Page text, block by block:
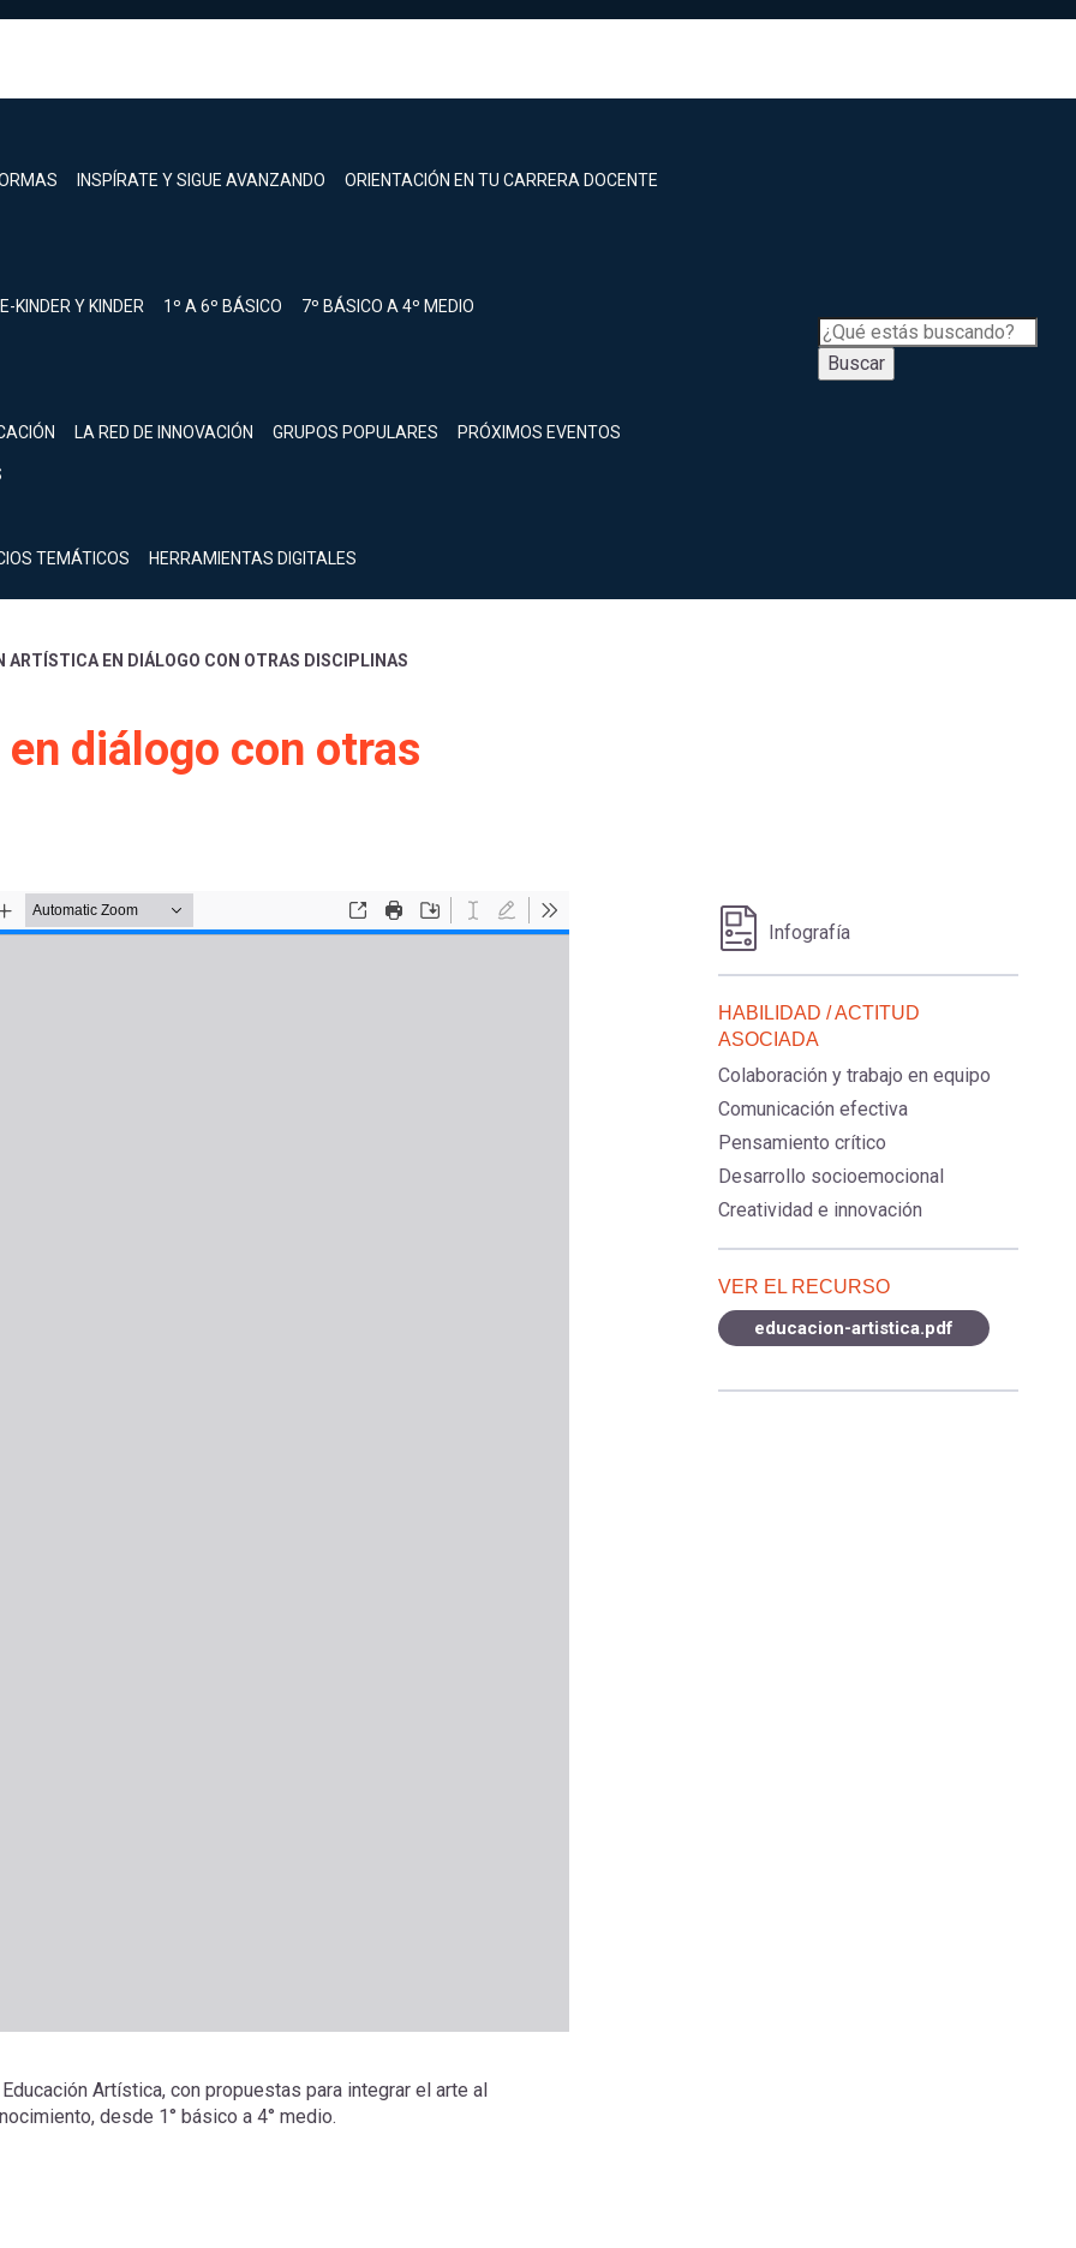
INSPÍRATE Y SIGUE AVANZANDO ORIENTACIÓN EN TU CARRERA DOCENTE
KINDER Y KINDER 1º A 6º BÁSICO 7º BÁSICO A 4º MEDIO
LA RED DE INNOVACIÓN GRUPOS POPULARES PRÓXIMOS EVENTOS
TEMÁTICOS HERRAMIENTAS DIGITALES
Buscar
ARTÍSTICA EN DIÁLOGO CON OTRAS DISCIPLINAS
diálogo con otras
Artística, con propuestas para integrar el arte al
desde 1° básico a 4° medio.
Infografía
HABILIDAD / ACTITUD
ASOCIADA
Colaboración y trabajo en equipo
Comunicación efectiva
Pensamiento crítico
Desarrollo socioemocional
Creatividad e innovación
VER EL RECURSO
educacion-artistica.pdf
Inicia sesión.